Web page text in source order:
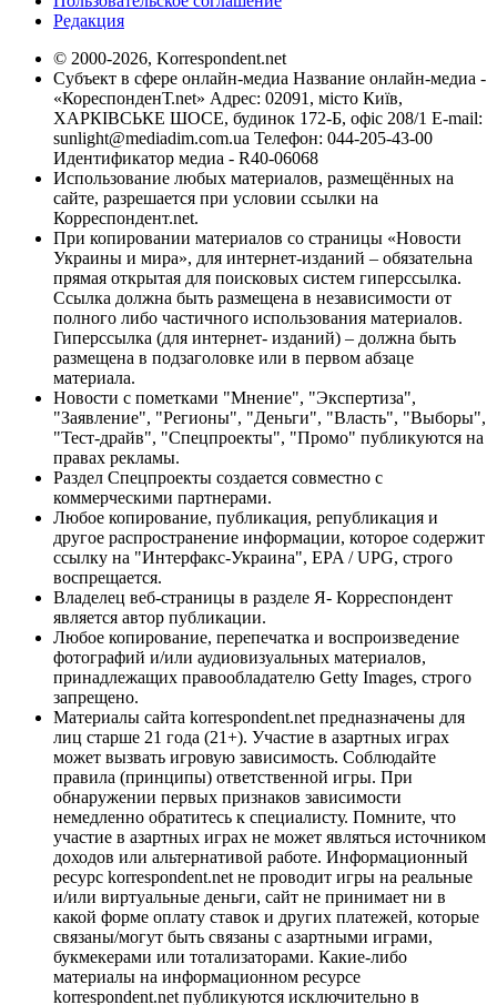
Редакция
© 2000-2026, Korrespondent.net
Субъект в сфере онлайн-медиа Название онлайн-медиа -
«КореспонденТ.net» Адрес: 02091, місто Київ,
ХАРКІВСЬКЕ ШОСЕ, будинок 172-Б, офіс 208/1 E-mail:
sunlight@mediadim.com.ua Телефон: 044-205-43-00
Идентификатор медиа - R40-06068
Использование любых материалов, размещённых на
сайте, разрешается при условии ссылки на
Корреспондент.net.
При копировании материалов со страницы «Новости
Украины и мира», для интернет-изданий – обязательна
прямая открытая для поисковых систем гиперссылка.
Ссылка должна быть размещена в независимости от
полного либо частичного использования материалов.
Гиперссылка (для интернет- изданий) – должна быть
размещена в подзаголовке или в первом абзаце
материала.
Новости с пометками "Мнение", "Экспертиза",
"Заявление", "Регионы", "Деньги", "Власть", "Выборы",
"Тест-драйв", "Спецпроекты", "Промо" публикуются на
правах рекламы.
Раздел Спецпроекты создается совместно с
коммерческими партнерами.
Любое копирование, публикация, републикация и
другое распространение информации, которое содержит
ссылку на "Интерфакс-Украина", EPA / UPG, строго
воспрещается.
Владелец веб-страницы в разделе Я- Корреспондент
является автор публикации.
Любое копирование, перепечатка и воспроизведение
фотографий и/или аудиовизуальных материалов,
принадлежащих правообладателю Getty Images, строго
запрещено.
Материалы сайта korrespondent.net предназначены для
лиц старше 21 года (21+). Участие в азартных играх
может вызвать игровую зависимость. Соблюдайте
правила (принципы) ответственной игры. При
обнаружении первых признаков зависимости
немедленно обратитесь к специалисту. Помните, что
участие в азартных играх не может являться источником
доходов или альтернативой работе. Информационный
ресурс korrespondent.net не проводит игры на реальные
и/или виртуальные деньги, сайт не принимает ни в
какой форме оплату ставок и других платежей, которые
связаны/могут быть связаны с азартными играми,
букмекерами или тотализаторами. Какие-либо
материалы на информационном ресурсе
korrespondent.net публикуются исключительно в